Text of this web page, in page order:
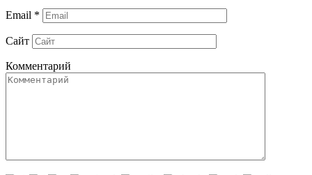
Email *
Сайт
Комментарий